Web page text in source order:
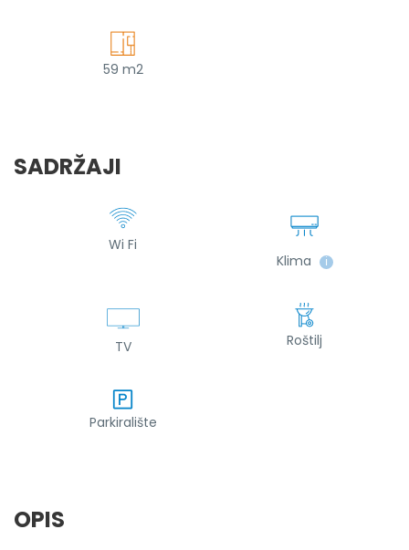
59 m2
SADRŽAJI
Wi Fi
Klima
ℹ
TV Roštilj
Parkiralište
OPIS